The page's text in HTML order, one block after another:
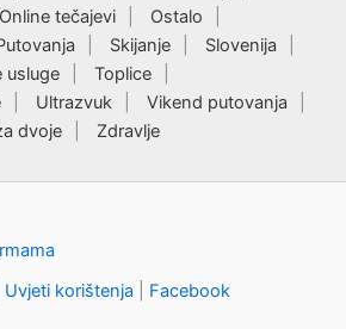
Online tečajevi
Ostalo
Skijanje
Slovenija
usluge
Toplice
Ultrazvuk
Vikend putovanja
dvoje Zdravlje
Uvjeti korištenja Facebook